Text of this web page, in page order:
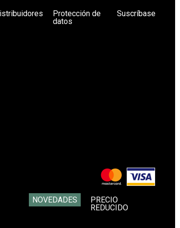
Protección de
datos
Suscríbase
NOVEDADES
PRECIO
REDUCIDO